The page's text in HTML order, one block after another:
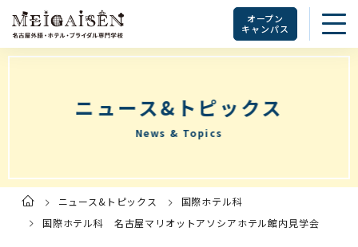
オープン
キャンパス
ニュース&トピックス
News & Topics
ト
プ
ペ
ニュース&トピックス
国際ホテル科
国際ホテル科 名古屋マリオットアソシアホテル館内見学会